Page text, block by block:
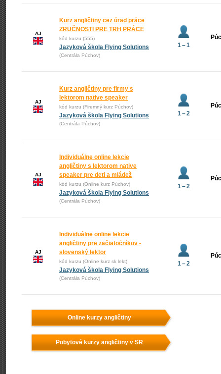
AJ
Kurz angličtiny cez úrad práce
ZRUČNOSTI PRE TRH PRÁCE
kód kurzu (555)
Jazyková škola Flying Solutions
(Centrála Púchov)
1 – 1
AJ
Kurz angličtiny pre firmy s
lektorom native speaker
kód kurzu (Firemný kurz Púchov)
Jazyková škola Flying Solutions
(Centrála Púchov)
1 – 2
AJ
Individuálne online lekcie
angličtiny s lektorom native
speaker pre deti a mládež
kód kurzu (Online kurz Púchov)
Jazyková škola Flying Solutions
(Centrála Púchov)
1 – 2
AJ
Individuálne online lekcie
angličtiny pre začiatočníkov -
slovenský lektor
kód kurzu (Online kurz sk lekt)
Jazyková škola Flying Solutions
(Centrála Púchov)
1 – 2
Online kurzy angličtiny
Pobytové kurzy angličtiny v SR